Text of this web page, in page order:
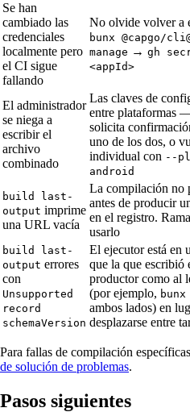
Se han
cambiado las
credenciales
localmente pero
el CI sigue
fallando
No olvide volver a
bunx @capgo/
manage → gh
<appId>
El administrador
se niega a
escribir el
archivo
combinado
Las claves de
entre plataformas
solicita
uno de los dos, o
individual con --
android
build last-
output imprime
una URL vacía
La compilación no
antes de producir
en el registro.
usarlo
build last-
output errores
con
Unsupported
record
schemaVersion
El ejecutor está en
que la que escribió
productor como al
(por ejemplo,
ambos lados) en
desplazarse entre
Para fallas de compilación
de solución de problemas.
Pasos siguientes